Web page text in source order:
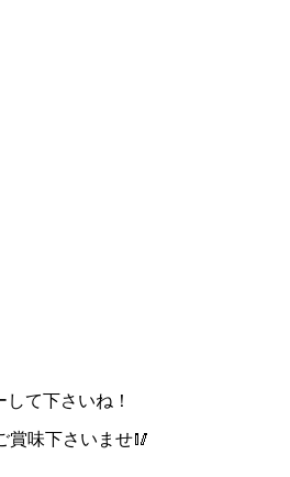
て下さいね！
味下さいませ🥢